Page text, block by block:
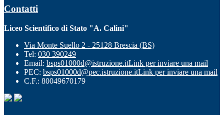
Contatti
Liceo Scientifico di Stato "A. Calini"
Via Monte Suello 2 - 25128 Brescia (BS)
Tel: 030 390249
Email: bsps01000d@istruzione.itLink per inviare una mail
PEC: bsps01000d@pec.istruzione.itLink per inviare una mail
C.F.: 80049670179